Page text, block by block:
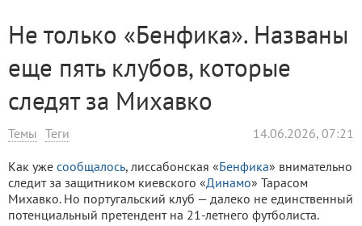
Не только «Бенфика». Названы
еще пять клубов, которые
следят за Михавко
Темы Теги 14.06.2026, 07:21
Как уже сообщалось, лиссабонская «Бенфика» внимательно
следит за защитником киевского «Динамо» Тарасом
Михавко. Но португальский клуб — далеко не единственный
потенциальный претендент на 21-летнего футболиста.